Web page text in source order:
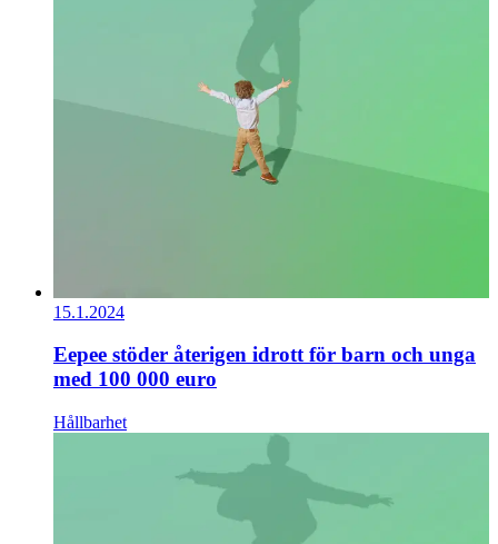
15.1.2024
Eepee stöder återigen idrott för barn och unga
med 100 000 euro
Hållbarhet